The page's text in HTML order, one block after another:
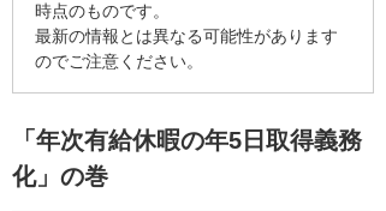
時点のものです。
最新の情報とは異なる可能性があります
のでご注意ください。
「年次有給休暇の年5日取得義務
化」の巻